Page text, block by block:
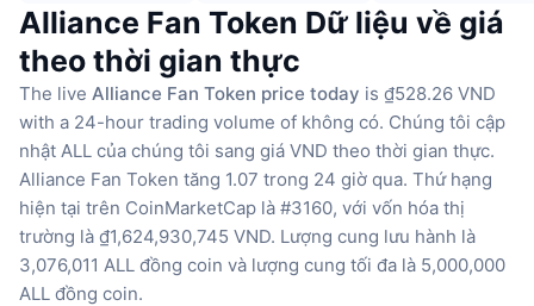
Alliance Fan Token Dữ liệu về giá
theo thời gian thực
The live Alliance Fan Token price today is ₫528.26 VND
with a 24-hour trading volume of không có. Chúng tôi cập
nhật ALL của chúng tôi sang giá VND theo thời gian thực.
Alliance Fan Token tăng 1.07 trong 24 giờ qua. Thứ hạng
hiện tại trên CoinMarketCap là #3160, với vốn hóa thị
trường là ₫1,624,930,745 VND. Lượng cung lưu hành là
3,076,011 ALL đồng coin và lượng cung tối đa là 5,000,000
ALL đồng coin.